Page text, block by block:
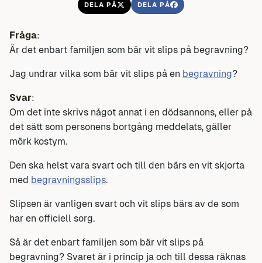
DELA PÅ DELA PÅ
Fråga:
Är det enbart familjen som bär vit slips på begravning?
Jag undrar vilka som bär vit slips på en begravning?
Svar:
Om det inte skrivs något annat i en dödsannons, eller på
det sätt som personens bortgång meddelats, gäller
mörk kostym.
Den ska helst vara svart och till den bärs en vit skjorta
med begravningsslips.
Slipsen är vanligen svart och vit slips bärs av de som
har en officiell sorg.
Så är det enbart familjen som bär vit slips på
begravning? Svaret är i princip ja och till dessa räknas